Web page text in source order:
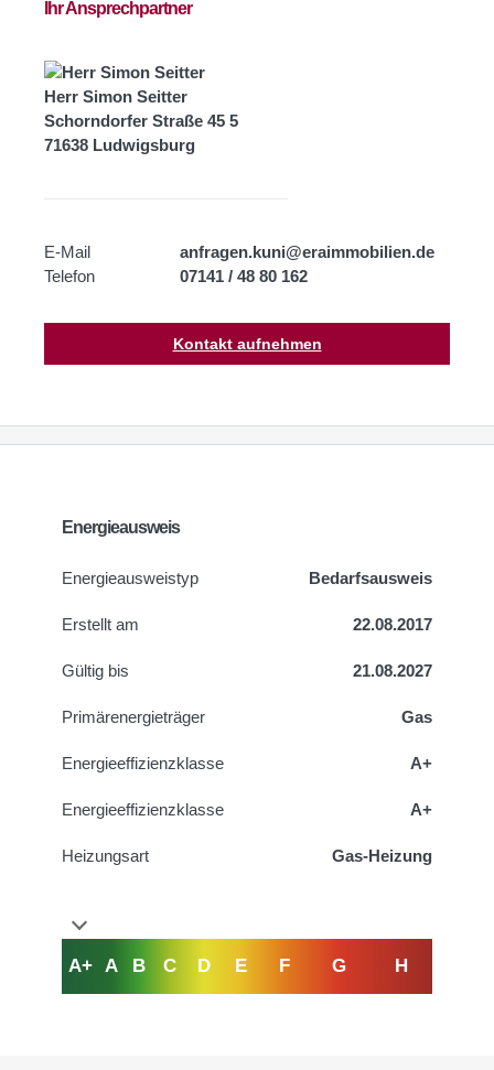
Ihr Ansprechpartner
Herr Simon Seitter
Schorndorfer Straße 45 5
71638 Ludwigsburg
E-Mail
anfragen.kuni@eraimmobilien.de
Telefon
07141 / 48 80 162
Kontakt aufnehmen
Energieausweis
Energie­ausweistyp Bedarfsausweis
Erstellt am 22.08.2017
Gültig bis 21.08.2027
Primärenergieträger Gas
Energieeffizienzklasse A+
Energieeffizienzklasse A+
Heizungsart Gas-Heizung
A+ A B C D E F G H